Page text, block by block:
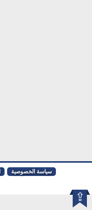
سياسة الخصوصية
⇪